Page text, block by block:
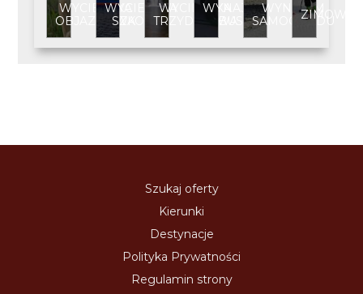
WYCIECZKA
OBJAZDOWA
WYCIECZKA
SZKOLNA
WYCIECZKA
TRZYDNIOWA
WYNAJEM
BUSA
WYNAJEM
SAMOCHODU
Szukaj oferty
Kierunki
Destynacje
Polityka Prywatności
Regulamin strony